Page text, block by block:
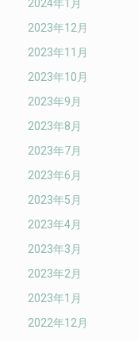
2024年1月
2023年12月
2023年11月
2023年10月
2023年9月
2023年8月
2023年7月
2023年6月
2023年5月
2023年4月
2023年3月
2023年2月
2023年1月
2022年12月